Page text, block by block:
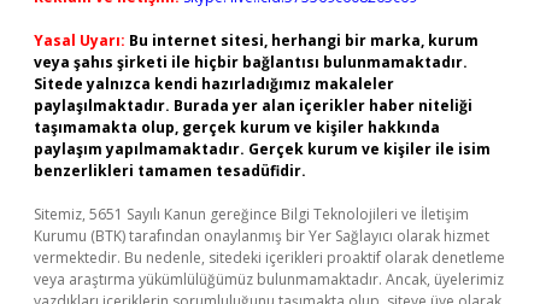
Yasal Uyarı: Bu internet sitesi, herhangi bir marka, kurum
veya şahıs şirketi ile hiçbir bağlantısı bulunmamaktadır.
Sitede yalnızca kendi hazırladığımız makaleler
paylaşılmaktadır. Burada yer alan içerikler haber niteliği
taşımamakta olup, gerçek kurum ve kişiler hakkında
paylaşım yapılmamaktadır. Gerçek kurum ve kişiler ile isim
benzerlikleri tamamen tesadüfidir.
Sitemiz, 5651 Sayılı Kanun gereğince Bilgi Teknolojileri ve İletişim
Kurumu (BTK) tarafından onaylanmış bir Yer Sağlayıcı olarak hizmet
vermektedir. Bu nedenle, sitedeki içerikleri proaktif olarak denetleme
veya araştırma yükümlülüğümüz bulunmamaktadır. Ancak, üyelerimiz